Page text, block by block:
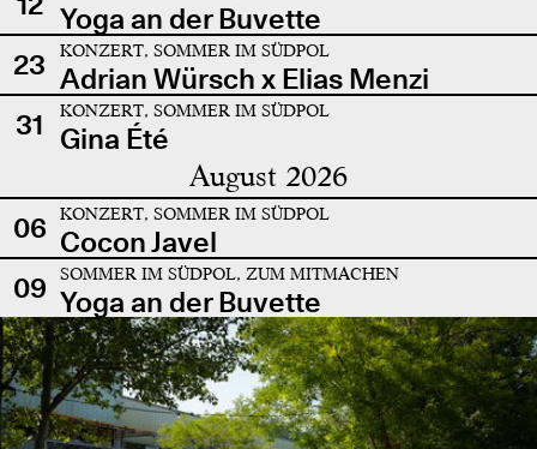
Yoga an der Buvette
23
KONZERT, SOMMER IM SÜDPOL
Adrian Würsch x Elias Menzi
31
KONZERT, SOMMER IM SÜDPOL
Gina Été
August 2026
06 KONZERT, SOMMER IM SÜDPOL
Cocon Javel
09
SOMMER IM SÜDPOL, ZUM MITMACHEN
Yoga an der Buvette